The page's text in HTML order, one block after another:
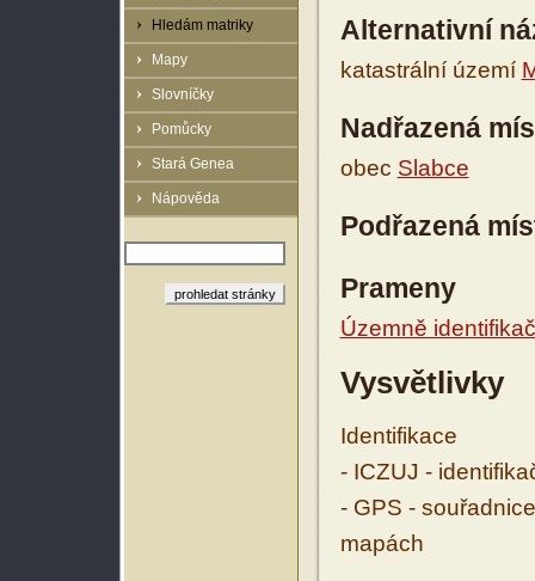
Hledám matriky
Mapy
Slovníčky
Pomůcky
Stará Genea
Nápověda
Alternativní
katastrální území
Nadřazená
obec Slabce
Podřazená
Prameny
Územně
Vysvětlivky
Identifikace
- ICZUJ -
- GPS -
mapách